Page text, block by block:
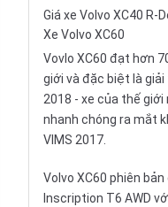
Giá xe Volvo XC40 R-
Xe Volvo XC60
Vovlo XC60 đạt hơn
giới và đặc biệt là
2018 - xe của thế giới
nhanh chóng ra mắt
VIMS 2017.
Volvo XC60 phiên
Inscription T6 AWD